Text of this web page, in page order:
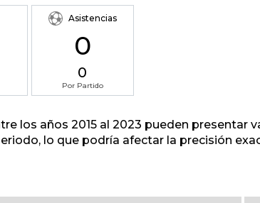
Asistencias
0
0
Por Partido
los años 2015 al 2023 pueden presentar
lo que podría afectar la precisión